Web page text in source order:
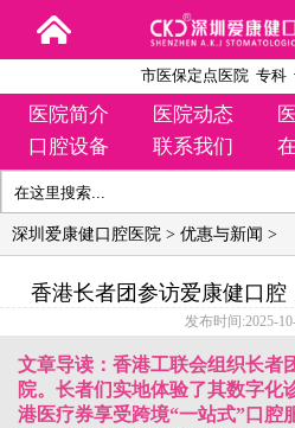
市医保定点医院 专科
医院简介 医院动态
口腔设备
联系我们
深圳爱康健口腔医院 > 优惠与新闻 >
香港长者团参访爱康健口
发布时间:2025-
文章导读：香港工联会组织长者
院。长者们实地体验了其数字化
港医疗券享受跨境“一站式”口腔